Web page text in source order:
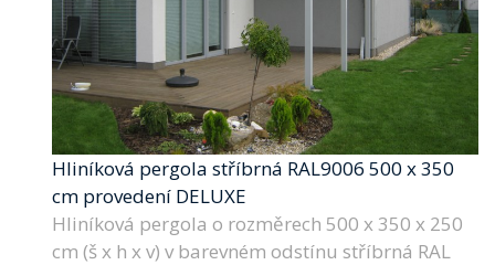
Hliníková pergola stříbrná RAL9006 500 x 350
cm provedení DELUXE
Hliníková pergola o rozměrech 500 x 350 x 250
cm (š x h x v) v barevném odstínu stříbrná RAL